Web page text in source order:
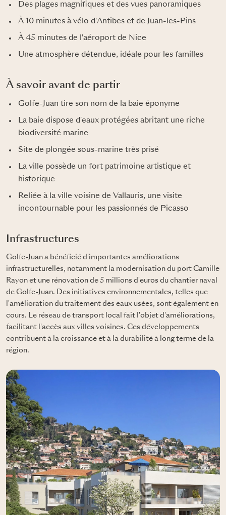
Des plages magnifiques et des vues panoramiques
À 10 minutes à vélo d'Antibes et de Juan-les-Pins
À 45 minutes de l'aéroport de Nice
Une atmosphère détendue, idéale pour les familles
À savoir avant de partir
Golfe-Juan tire son nom de la baie éponyme
La baie dispose d'eaux protégées abritant une riche
biodiversité marine
Site de plongée sous-marine très prisé
La ville possède un fort patrimoine artistique et
historique
Reliée à la ville voisine de Vallauris, une visite
incontournable pour les passionnés de Picasso
Infrastructures
Golfe-Juan a bénéficié d'importantes améliorations
infrastructurelles, notamment la modernisation du port Camille
Rayon et une rénovation de 5 millions d'euros du chantier naval
de Golfe-Juan. Des initiatives environnementales, telles que
l'amélioration du traitement des eaux usées, sont également en
cours. Le réseau de transport local fait l'objet d'améliorations,
facilitant l'accès aux villes voisines. Ces développements
contribuent à la croissance et à la durabilité à long terme de la
région.